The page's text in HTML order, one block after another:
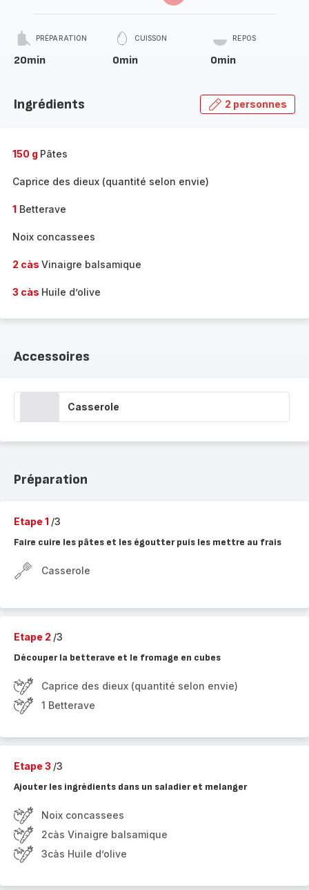
PRÉPARATION
20min
CUISSON
0min
REPOS
0min
Ingrédients 2 personnes
150 g Pâtes
Caprice des dieux (quantité selon envie)
1 Betterave
Noix concassees
2 càs Vinaigre balsamique
3 càs Huile d’olive
Accessoires
Casserole
Préparation
Etape 1 /3
Faire cuire les pâtes et les égoutter puis les mettre au frais
Casserole
Etape 2 /3
Découper la betterave et le fromage en cubes
Caprice des dieux (quantité selon envie)
1 Betterave
Etape 3 /3
Ajouter les ingrédients dans un saladier et melanger
Noix concassees
2càs Vinaigre balsamique
3càs Huile d’olive